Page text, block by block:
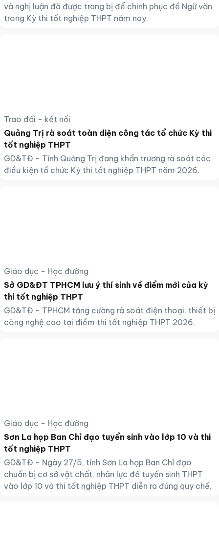
và nghị luận đã được trang bị để chinh phục đề Ngữ văn
trong Kỳ thi tốt nghiệp THPT năm nay.
Trao đổi - kết nối
Quảng Trị rà soát toàn diện công tác tổ chức Kỳ thi
tốt nghiệp THPT
GD&TĐ - Tỉnh Quảng Trị đang khẩn trương rà soát các
điều kiện tổ chức Kỳ thi tốt nghiệp THPT năm 2026.
Giáo dục - Học đường
Sở GD&ĐT TPHCM lưu ý thí sinh về điểm mới của kỳ
thi tốt nghiệp THPT
GD&TĐ - TPHCM tăng cường rà soát điện thoại, thiết bị
công nghệ cao tại điểm thi tốt nghiệp THPT 2026.
Giáo dục - Học đường
Sơn La họp Ban Chỉ đạo tuyển sinh vào lớp 10 và thi
tốt nghiệp THPT
GD&TĐ - Ngày 27/5, tỉnh Sơn La họp Ban Chỉ đạo
chuẩn bị cơ sở vật chất, nhân lực để tuyển sinh THPT
vào lớp 10 và thi tốt nghiệp THPT diễn ra đúng quy chế.